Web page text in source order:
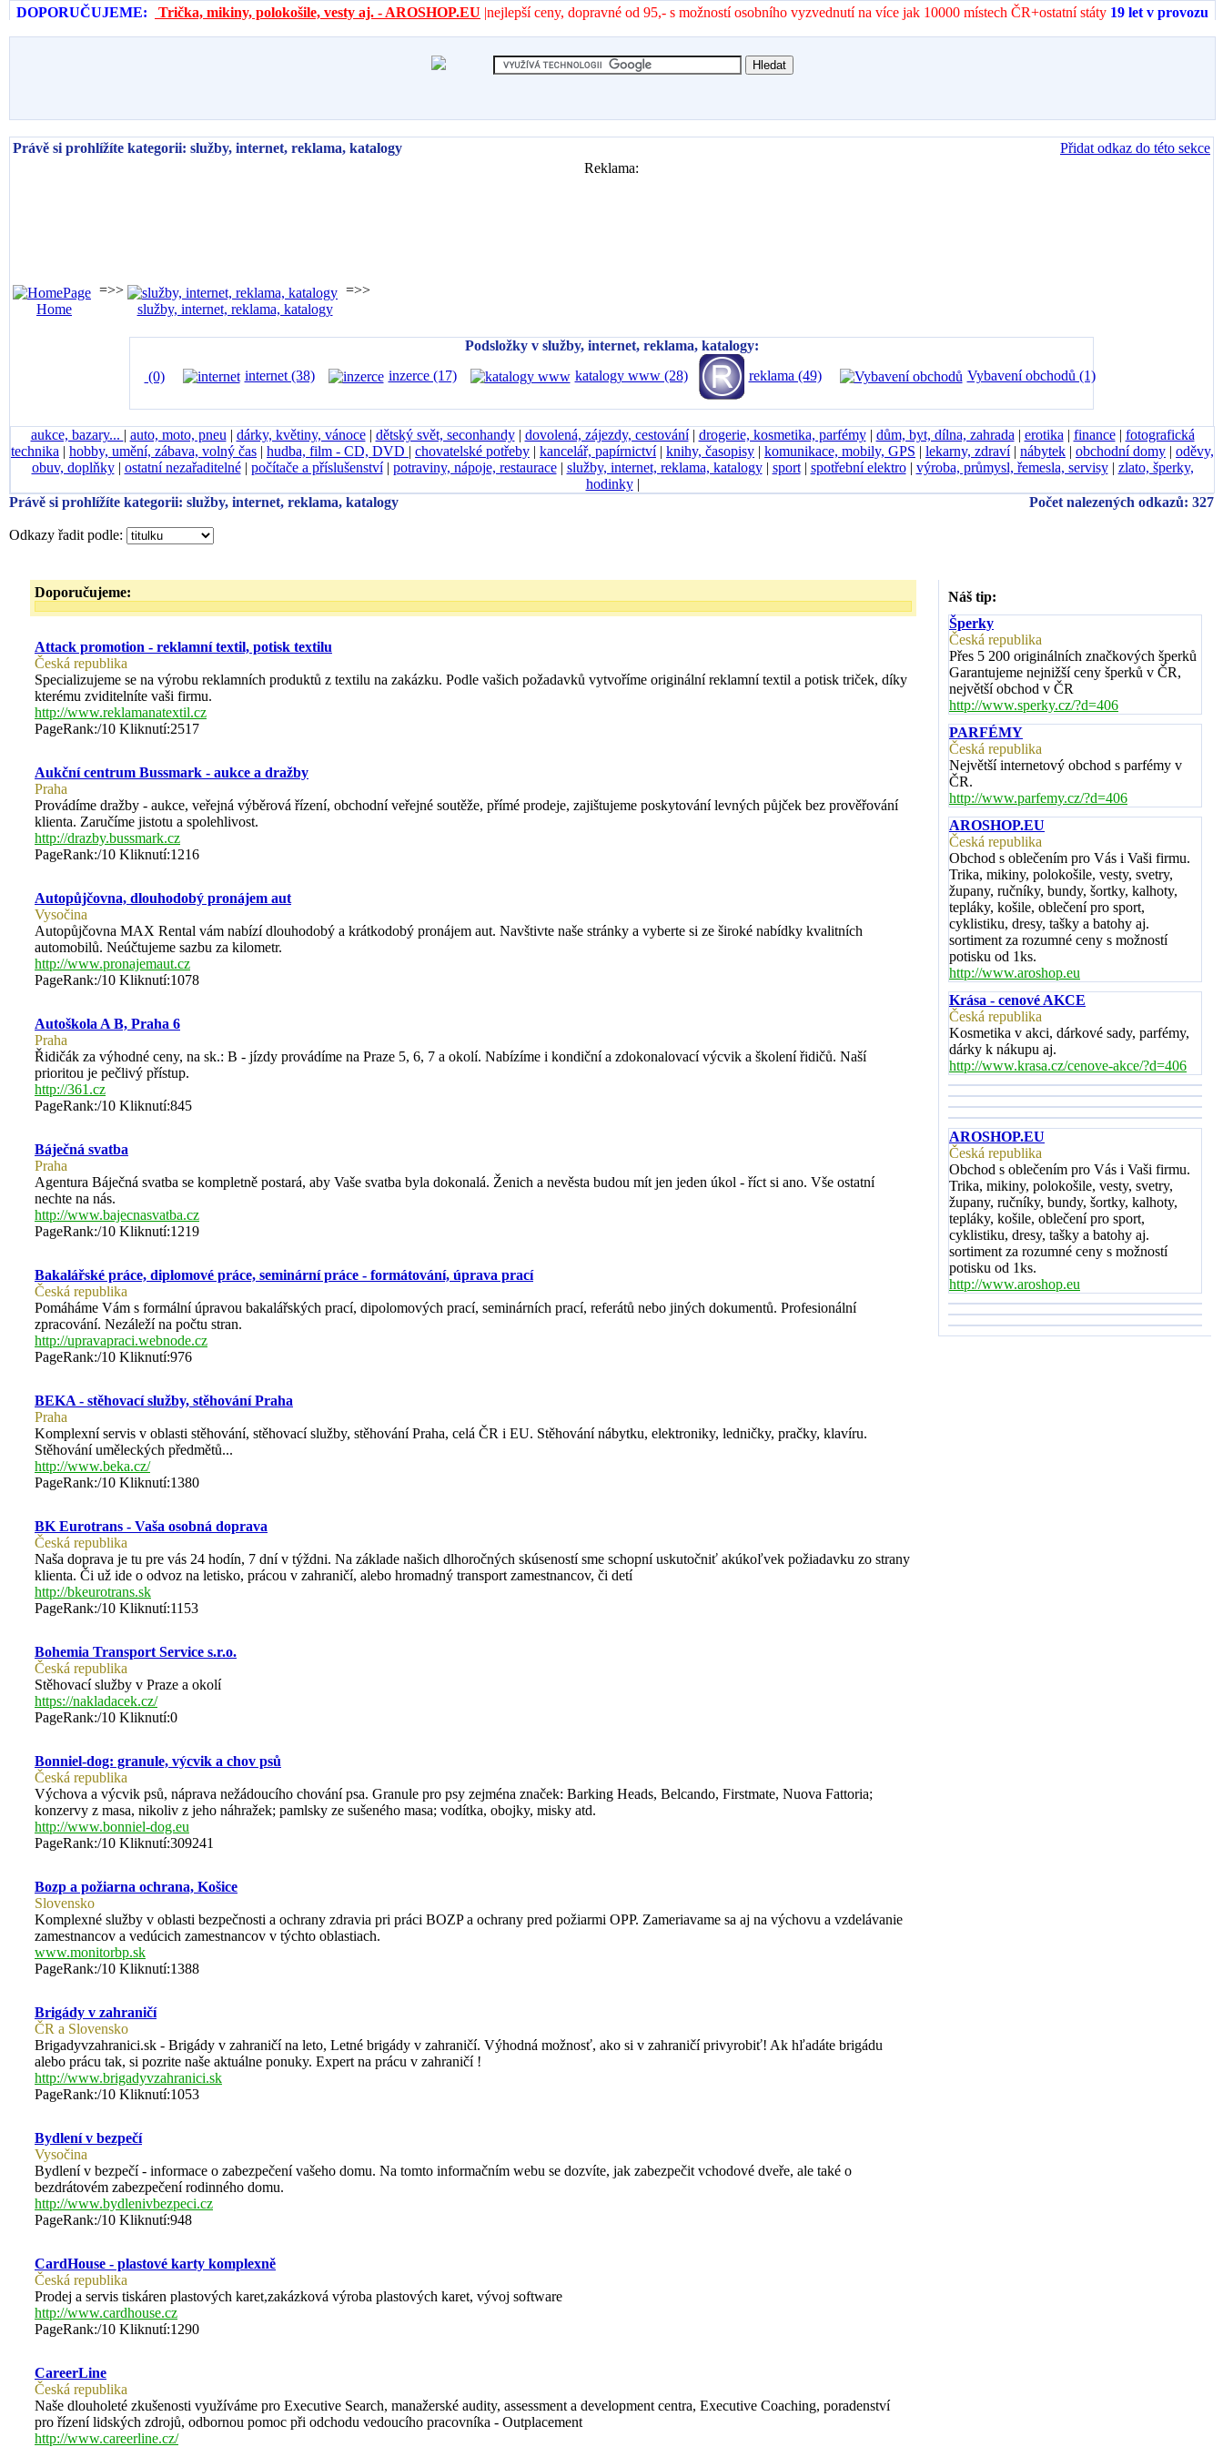
DOPORUČUJEME: Trička, mikiny, polokošile, vesty aj. - AROSHOP.EU |nejlepší ceny, dopravné od 95,- s možností osobního vyzvednutí na více jak 10000 místech ČR+ostatní státy 19 let v provozu
Právě si prohlížíte kategorii: služby, internet, reklama, katalogy
Přidat odkaz do této sekce
Reklama:
Home
=>>
služby, internet, reklama, katalogy
=>>
Podsložky v služby, internet, reklama, katalogy:
(0)
internet (38) inzerce (17) katalogy www (28) reklama (49) Vybavení obchodů (1)
aukce, bazary... | auto, moto, pneu | dárky, květiny, vánoce| dětský svět, seconhandy| dovolená, zájezdy, cestování| drogerie, kosmetika, parfémy| dům, byt, dílna, zahrada | erotika | finance| fotografická
technika | hobby, umění, zábava, volný čas | hudba, film - CD, DVD | chovatelské potřeby | kancelář, papírnictví| knihy, časopisy | komunikace, mobily, GPS | lekarny, zdraví| nábytek | obchodní domy | oděvy,
obuv, doplňky| ostatní nezařaditelné| počítače a příslušenství| potraviny, nápoje, restaurace| služby, internet, reklama, katalogy| sport| spotřební elektro| výroba, průmysl, řemesla, servisy| zlato, šperky,
hodinky|
Právě si prohlížíte kategorii: služby, internet, reklama, katalogy
Počet nalezených odkazů: 327
Odkazy řadit podle:
Doporučujeme:
Attack promotion - reklamní textil, potisk textilu
Česká republika
Specializujeme se na výrobu reklamních produktů z textilu na zakázku. Podle vašich požadavků vytvoříme originální reklamní textil a potisk triček, díky
kterému zviditelníte vaši firmu.
http://www.reklamanatextil.cz
PageRank:/10 Kliknutí:2517
Aukční centrum Bussmark - aukce a dražby
Praha
Provádíme dražby - aukce, veřejná výběrová řízení, obchodní veřejné soutěže, přímé prodeje, zajištujeme poskytování levných půjček bez prověřování
klienta. Zaručíme jistotu a spolehlivost.
http://drazby.bussmark.cz
PageRank:/10 Kliknutí:1216
Autopůjčovna, dlouhodobý pronájem aut
Vysočina
Autopůjčovna MAX Rental vám nabízí dlouhodobý a krátkodobý pronájem aut. Navštivte naše stránky a vyberte si ze široké nabídky kvalitních
automobilů. Neúčtujeme sazbu za kilometr.
http://www.pronajemaut.cz
PageRank:/10 Kliknutí:1078
Autoškola A B, Praha 6
Praha
Řidičák za výhodné ceny, na sk.: B - jízdy provádíme na Praze 5, 6, 7 a okolí. Nabízíme i kondiční a zdokonalovací výcvik a školení řidičů. Naší
prioritou je pečlivý přístup.
http://361.cz
PageRank:/10 Kliknutí:845
Báječná svatba
Praha
Agentura Báječná svatba se kompletně postará, aby Vaše svatba byla dokonalá. Ženich a nevěsta budou mít jen jeden úkol - říct si ano. Vše ostatní
nechte na nás.
http://www.bajecnasvatba.cz
PageRank:/10 Kliknutí:1219
Bakalářské práce, diplomové práce, seminární práce - formátování, úprava prací
Česká republika
Pomáháme Vám s formální úpravou bakalářských prací, dipolomových prací, seminárních prací, referátů nebo jiných dokumentů. Profesionální
zpracování. Nezáleží na počtu stran.
http://upravapraci.webnode.cz
PageRank:/10 Kliknutí:976
BEKA - stěhovací služby, stěhování Praha
Praha
Komplexní servis v oblasti stěhování, stěhovací služby, stěhování Praha, celá ČR i EU. Stěhování nábytku, elektroniky, ledničky, pračky, klavíru.
Stěhování uměleckých předmětů...
http://www.beka.cz/
PageRank:/10 Kliknutí:1380
BK Eurotrans - Vaša osobná doprava
Česká republika
Naša doprava je tu pre vás 24 hodín, 7 dní v týždni. Na základe našich dlhoročných skúseností sme schopní uskutočniť akúkoľvek požiadavku zo strany
klienta. Či už ide o odvoz na letisko, prácou v zahraničí, alebo hromadný transport zamestnancov, či detí
http://bkeurotrans.sk
PageRank:/10 Kliknutí:1153
Bohemia Transport Service s.r.o.
Česká republika
Stěhovací služby v Praze a okolí
https://nakladacek.cz/
PageRank:/10 Kliknutí:0
Bonniel-dog: granule, výcvik a chov psů
Česká republika
Výchova a výcvik psů, náprava nežádoucího chování psa. Granule pro psy zejména značek: Barking Heads, Belcando, Firstmate, Nuova Fattoria;
konzervy z masa, nikoliv z jeho náhražek; pamlsky ze sušeného masa; vodítka, obojky, misky atd.
http://www.bonniel-dog.eu
PageRank:/10 Kliknutí:309241
Bozp a požiarna ochrana, Košice
Slovensko
Komplexné služby v oblasti bezpečnosti a ochrany zdravia pri práci BOZP a ochrany pred požiarmi OPP. Zameriavame sa aj na výchovu a vzdelávanie
zamestnancov a vedúcich zamestnancov v týchto oblastiach.
www.monitorbp.sk
PageRank:/10 Kliknutí:1388
Brigády v zahraničí
ČR a Slovensko
Brigadyvzahranici.sk - Brigády v zahraničí na leto, Letné brigády v zahraničí. Výhodná možnosť, ako si v zahraničí privyrobiť! Ak hľadáte brigádu
alebo prácu tak, si pozrite naše aktuálne ponuky. Expert na prácu v zahraničí !
http://www.brigadyvzahranici.sk
PageRank:/10 Kliknutí:1053
Bydlení v bezpečí
Vysočina
Bydlení v bezpečí - informace o zabezpečení vašeho domu. Na tomto informačním webu se dozvíte, jak zabezpečit vchodové dveře, ale také o
bezdrátovém zabezpečení rodinného domu.
http://www.bydlenivbezpeci.cz
PageRank:/10 Kliknutí:948
CardHouse - plastové karty komplexně
Česká republika
Prodej a servis tiskáren plastových karet,zakázková výroba plastových karet, vývoj software
http://www.cardhouse.cz
PageRank:/10 Kliknutí:1290
CareerLine
Česká republika
Naše dlouholeté zkušenosti využíváme pro Executive Search, manažerské audity, assessment a development centra, Executive Coaching, poradenství
pro řízení lidských zdrojů, odbornou pomoc při odchodu vedoucího pracovníka - Outplacement
http://www.careerline.cz/
Náš tip:
Šperky
Česká republika
Přes 5 200 originálních značkových šperků
Garantujeme nejnižší ceny šperků v ČR,
největší obchod v ČR
http://www.sperky.cz/?d=406
PARFÉMY
Česká republika
Největší internetový obchod s parfémy v
ČR.
http://www.parfemy.cz/?d=406
AROSHOP.EU
Česká republika
Obchod s oblečením pro Vás i Vaši firmu.
Trika, mikiny, polokošile, vesty, svetry,
župany, ručníky, bundy, šortky, kalhoty,
tepláky, košile, oblečení pro sport,
cyklistiku, dresy, tašky a batohy aj.
sortiment za rozumné ceny s možností
potisku od 1ks.
http://www.aroshop.eu
Krása - cenové AKCE
Česká republika
Kosmetika v akci, dárkové sady, parfémy,
dárky k nákupu aj.
http://www.krasa.cz/cenove-akce/?d=406
AROSHOP.EU
Česká republika
Obchod s oblečením pro Vás i Vaši firmu.
Trika, mikiny, polokošile, vesty, svetry,
župany, ručníky, bundy, šortky, kalhoty,
tepláky, košile, oblečení pro sport,
cyklistiku, dresy, tašky a batohy aj.
sortiment za rozumné ceny s možností
potisku od 1ks.
http://www.aroshop.eu